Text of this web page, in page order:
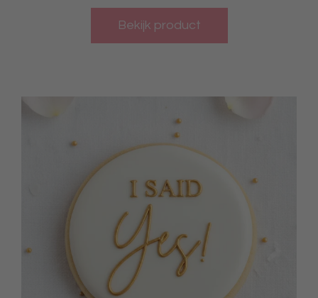
Bekijk product